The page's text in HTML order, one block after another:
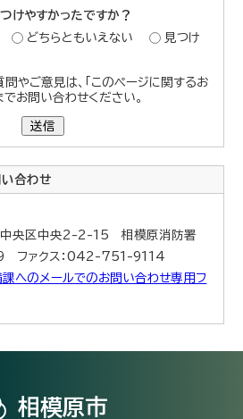
けやすかったですか？
どちらともいえない
見つけ
やご意見は、「このページに関するお
お問い合わせください。
送信
合わせ
央区中央2-2-15 相模原消防署
ファクス：042-751-9114
へのメールでのお問い合わせ専用フ
相模原市